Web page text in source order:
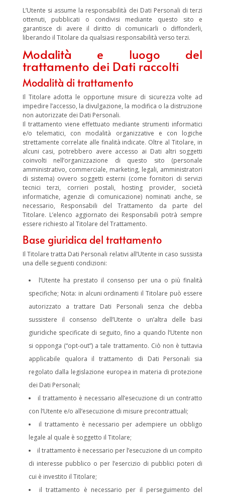
L’Utente si assume la responsabilità dei Dati Personali di terzi
ottenuti, pubblicati o condivisi mediante questo sito e
garantisce di avere il diritto di comunicarli o diffonderli,
liberando il Titolare da qualsiasi responsabilità verso terzi.
Modalità e luogo del
trattamento dei Dati raccolti
Modalità di trattamento
Il Titolare adotta le opportune misure di sicurezza volte ad
impedire l’accesso, la divulgazione, la modifica o la distruzione
non autorizzate dei Dati Personali.
Il trattamento viene effettuato mediante strumenti informatici
e/o telematici, con modalità organizzative e con logiche
strettamente correlate alle finalità indicate. Oltre al Titolare, in
alcuni casi, potrebbero avere accesso ai Dati altri soggetti
coinvolti nell’organizzazione di questo sito (personale
amministrativo, commerciale, marketing, legali, amministratori
di sistema) ovvero soggetti esterni (come fornitori di servizi
tecnici terzi, corrieri postali, hosting provider, società
informatiche, agenzie di comunicazione) nominati anche, se
necessario, Responsabili del Trattamento da parte del
Titolare. L’elenco aggiornato dei Responsabili potrà sempre
essere richiesto al Titolare del Trattamento.
Base giuridica del trattamento
Il Titolare tratta Dati Personali relativi all’Utente in caso sussista
una delle seguenti condizioni:
l’Utente ha prestato il consenso per una o più finalità
specifiche; Nota: in alcuni ordinamenti il Titolare può essere
autorizzato a trattare Dati Personali senza che debba
sussistere il consenso dell’Utente o un’altra delle basi
giuridiche specificate di seguito, fino a quando l’Utente non
si opponga (“opt-out”) a tale trattamento. Ciò non è tuttavia
applicabile qualora il trattamento di Dati Personali sia
regolato dalla legislazione europea in materia di protezione
dei Dati Personali;
il trattamento è necessario all’esecuzione di un contratto
con l’Utente e/o all’esecuzione di misure precontrattuali;
il trattamento è necessario per adempiere un obbligo
legale al quale è soggetto il Titolare;
il trattamento è necessario per l’esecuzione di un compito
di interesse pubblico o per l’esercizio di pubblici poteri di
cui è investito il Titolare;
il trattamento è necessario per il perseguimento del